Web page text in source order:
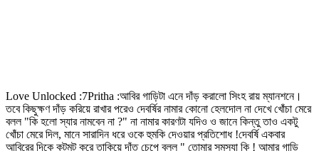
Love Unlocked :7Pritha :আবির গাড়িটা এনে দাঁড় করালো সিংহ রায় ম্যানশনে।
তবে কিছুক্ষণ দাঁড় করিয়ে রাখার পরেও দেবর্ষির নামার কোনো হেলদোল না দেখে খোঁচা মেরে
বলল "কি হলো স্যার নামবেন না ?" না নামার কারণটা যদিও ও জানে কিন্তু তাও একটু
খোঁচা মেরে দিল, মানে সারাদিন ধরে ওকে হুমকি দেওয়ার প্রতিশোধ !দেবর্ষি একবার
আবিরের দিকে কটমট করে তাকিয়ে দাঁত চেপে বলল " তোমার সমস্যা কি ! আমার গাড়ি